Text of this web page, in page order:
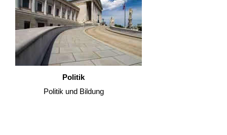
Politik
Politik und Bildung